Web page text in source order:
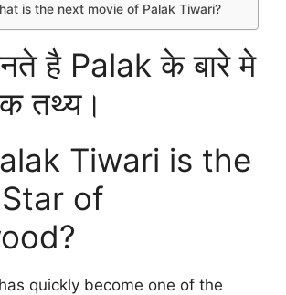
is the next movie of Palak Tiwari?
है Palak के बारे मे
तथ्य।
Tiwari is the
of
quickly become one of the